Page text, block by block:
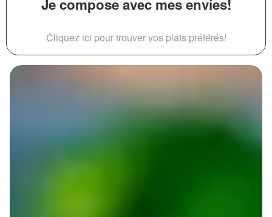
Je compose avec mes envies!
Cliquez ici pour trouver vos plats préférés!